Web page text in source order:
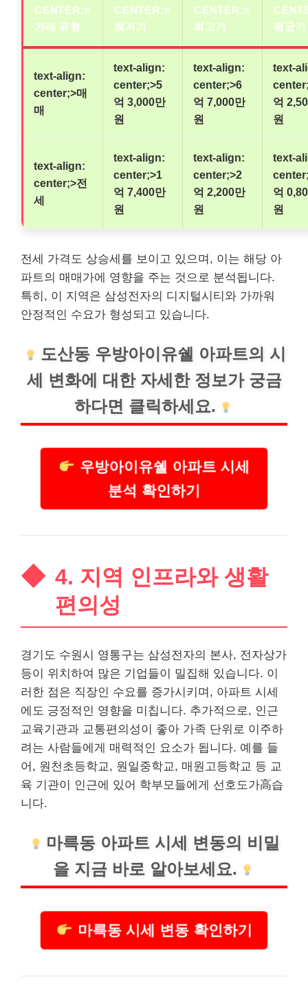
CENTER;>
거래 유형
CENTER;>
최저가
CENTER;>
최고가
평균가
text-align:
center;>매
매
text-align:
center;>5
억 3,000만
원
text-align:
center;>6
억 7,000만
원
text-
억
원
text-align:
center;>전
세
text-align:
center;>1
억 7,400만
원
text-align:
center;>2
억 2,200만
원
text-
억
원
전세 가격도 상승세를 보이고 있으며, 이는 해당 아
파트의 매매가에 영향을 주는 것으로 분석됩니다.
특히, 이 지역은 삼성전자의 디지털시티와 가까워
안정적인 수요가 형성되고 있습니다.
도산동 우방아이유쉘 아파트의 시
세 변화에 대한 자세한 정보가 궁금
하다면 클릭하세요.
우방아이유쉘 아파트 시세
분석 확인하기
4. 지역 인프라와 생활
편의성
경기도 수원시 영통구는 삼성전자의 본사, 전자상가
등이 위치하여 많은 기업들이 밀집해 있습니다. 이
러한 점은 직장인 수요를 증가시키며, 아파트 시세
에도 긍정적인 영향을 미칩니다. 추가적으로, 인근
교육기관과 교통편의성이 좋아 가족 단위로 이주하
려는 사람들에게 매력적인 요소가 됩니다. 예를 들
어, 원천초등학교, 원일중학교, 매원고등학교 등 교
육 기관이 인근에 있어 학부모들에게 선호도가高습
니다.
마륵동 아파트 시세 변동의 비밀
을 지금 바로 알아보세요.
마륵동 시세 변동 확인하기